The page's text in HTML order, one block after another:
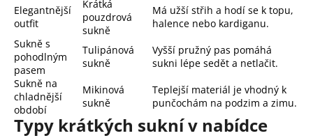
Elegantnější
outfit
Krátká
pouzdrová
sukně
Má užší střih a hodí se k topu,
halence nebo kardiganu.
Sukně s
pohodlným
pasem
Tulipánová
sukně
Vyšší pružný pas pomáhá
sukni lépe sedět a netlačit.
Sukně na
chladnější
období
Mikinová
sukně
Teplejší materiál je vhodný k
punčochám na podzim a zimu.
Typy krátkých sukní v nabídce